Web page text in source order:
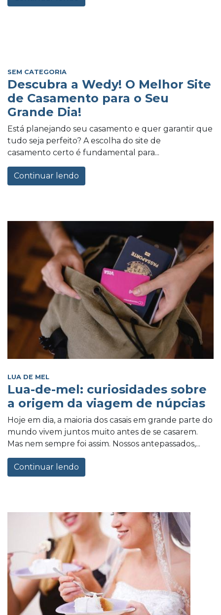
SEM CATEGORIA
Descubra a Wedy! O Melhor Site
de Casamento para o Seu
Grande Dia!
Está planejando seu casamento e quer garantir que
tudo seja perfeito? A escolha do site de
casamento certo é fundamental para...
Continuar lendo
LUA DE MEL
Lua-de-mel: curiosidades sobre
a origem da viagem de núpcias
Hoje em dia, a maioria dos casais em grande parte do
mundo vivem juntos muito antes de se casarem.
Mas nem sempre foi assim. Nossos antepassados,...
Continuar lendo